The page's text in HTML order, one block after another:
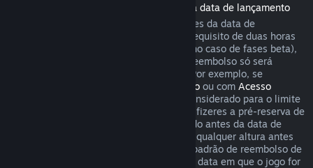
Reembolsos de jogos comprados antes da data de lançamento
Quando se compra um jogo no Steam antes da data de
lançamento, aplica-se imediatamente o requisito de duas horas
de uso para pedir um reembolso (exceto no caso de fases beta),
mas o período de 14 dias para pedir um reembolso só será
contado a partir da data de lançamento. Por exemplo, se
Acesso Antecipadoou com Acesso
, qualquer tempo de uso será considerado para o limite
de duas horas ao pedir um reembolso. Se fizeres a pré-reserva de
um jogo no Steam que não pode ser jogado antes da data de
lançamento, podes pedir um reembolso a qualquer altura antes
do lançamento desse produto. As regras padrão de reembolso de
14 dias/duas horas aplicam-se a partir da data em que o jogo for